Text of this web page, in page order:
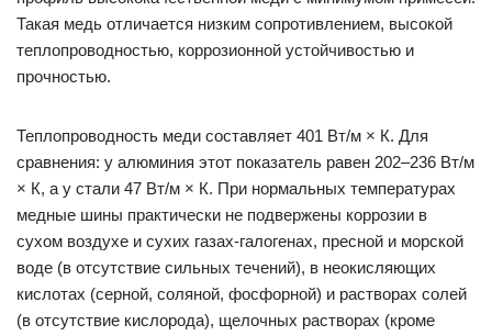
Такая медь отличается низким сопротивлением, высокой
теплопроводностью, коррозионной устойчивостью и
прочностью.
Теплопроводность меди составляет 401 Вт/м × К. Для
сравнения: у алюминия этот показатель равен 202–236 Вт/м
× К, а у стали 47 Вт/м × К. При нормальных температурах
медные шины практически не подвержены коррозии в
сухом воздухе и сухих газах-галогенах, пресной и морской
воде (в отсутствие сильных течений), в неокисляющих
кислотах (серной, соляной, фосфорной) и растворах солей
(в отсутствие кислорода), щелочных растворах (кроме